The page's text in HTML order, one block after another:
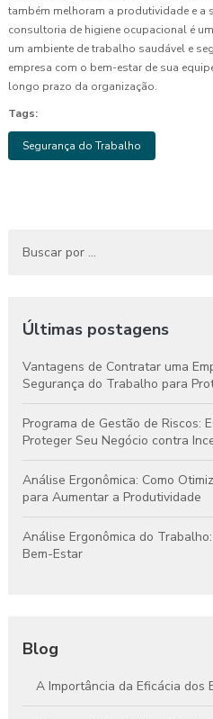
também melhoram a produtividade e a
consultoria de higiene ocupacional é
um ambiente de trabalho saudável e
empresa com o bem-estar de sua
longo prazo da organização.
Tags:
Segurança do Trabalho
Últimas postagens
Vantagens de Contratar uma
Segurança do Trabalho para
Programa de Gestão de Riscos:
Proteger Seu Negócio contra
Análise Ergonômica: Como
para Aumentar a Produtividade
Análise Ergonômica do
Bem-Estar
Blog
A Importância da Eficácia dos